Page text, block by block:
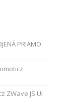
PRIAMO
ZWave JS UI